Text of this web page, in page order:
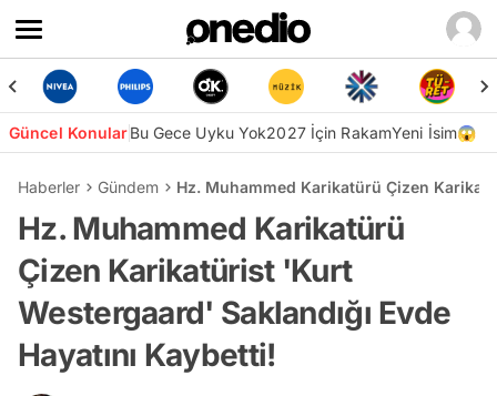
Güncel KonularBu Gece Uyku Yok2027 İçin RakamYeni İsim😱
Haberler Gündem Hz. Muhammed Karikatürü Çizen
Hz. Muhammed Karikatürü
Çizen Karikatürist 'Kurt
Westergaard' Saklandığı Evde
Hayatını Kaybetti!